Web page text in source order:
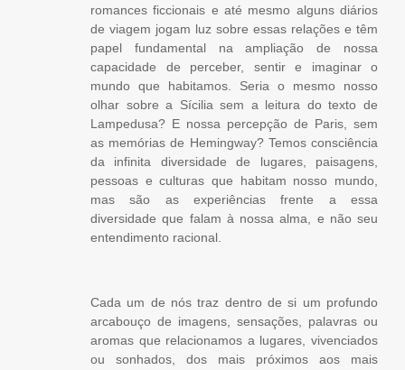
romances ficcionais e até mesmo alguns diários
de viagem jogam luz sobre essas relações e têm
papel fundamental na ampliação de nossa
capacidade de perceber, sentir e imaginar o
mundo que habitamos. Seria o mesmo nosso
olhar sobre a Sícilia sem a leitura do texto de
Lampedusa? E nossa percepção de Paris, sem
as memórias de Hemingway? Temos consciência
da infinita diversidade de lugares, paisagens,
pessoas e culturas que habitam nosso mundo,
mas são as experiências frente a essa
diversidade que falam à nossa alma, e não seu
entendimento racional.
Cada um de nós traz dentro de si um profundo
arcabouço de imagens, sensações, palavras ou
aromas que relacionamos a lugares, vivenciados
ou sonhados, dos mais próximos aos mais